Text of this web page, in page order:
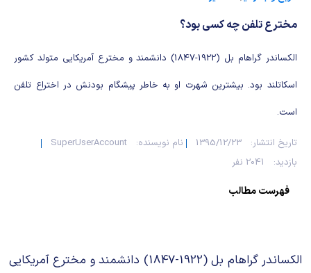
مخترع تلفن چه کسی بود؟
الکساندر گراهام بل (1922-1847) دانشمند و مخترع آمریکایی متولد کشور
اسکاتلند بود. بیشترین شهرت او به خاطر پیشگام بودنش در اختراع تلفن
است.
تاریخ انتشار: 1395/12/23 نام نویسنده:
SuperUserAccount
بازدید:
2041 نفر
فهرست مطالب
الکساندر گراهام بل (1922-1847) دانشمند و مخترع آمریکایی
صلاح های شیمیایی
بمب های شیمیایی
شیمی عمومی
روانپزشکی
گیاهان دارویی